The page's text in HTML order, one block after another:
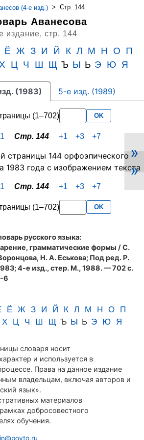
(4-е изд.) > Стр. 144
Аванесова
издание, стр. 144
Ё Ж З И Й К Л М Н О
П
Х Ц Ч Ш Щ Ъ Ы Ь Э Ю Я
(1983) 5-е изд. (1989)
(1–702) OK
Стр. 144 +1 +3 +7
»
»
Стр. 144 +1 +3 +7
(1–702) OK
русского языка:
грамматические формы / С.
Н. А. Еськова; Под ред. Р.
4-е изд., стер. М., 1988. — 702 с.
6
Ё Ж З И Й К Л М Н О П
Х Ц Ч Ш Щ Ъ Ы Ь Э Ю Я
словаря носит
и используется в
Права на данное издание
владельцам, включая авторов и
язык».
материалов
добросовестного
обучения.